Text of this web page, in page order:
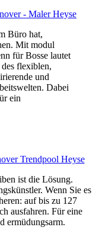
Büro hat,
Mit modul
für Bosse lautet
flexiblen,
und
Dabei
ein
ist die Lösung.
Wenn Sie es
auf bis zu 127
ausfahren. Für eine
ermüdungsarm.